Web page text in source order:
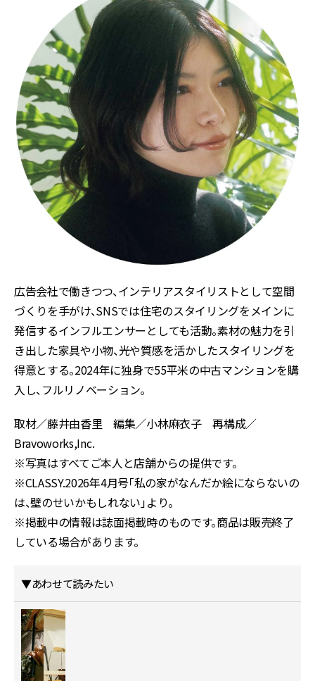
広告会社で働きつつ、インテリアスタイリストとして空間
づくりを手がけ、SNSでは住宅のスタイリングをメインに
発信するインフルエンサーとしても活動。素材の魅力を引
き出した家具や小物、光や質感を活かしたスタイリングを
得意とする。2024年に独身で55平米の中古マンションを購
入し、フルリノベーション。
取材／藤井由香里 編集／小林麻衣子 再構成／
Bravoworks,Inc.
※写真はすべてご本人と店舗からの提供です。
※CLASSY.2026年4月号「私の家がなんだか絵にならないの
は、壁のせいかもしれない」より。
※掲載中の情報は誌面掲載時のものです。商品は販売終了
している場合があります。
▼あわせて読みたい